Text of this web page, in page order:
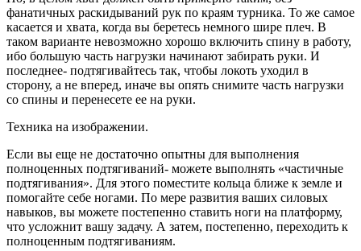
фанатичных раскидываний рук по краям турника. То же самое
касается и хвата, когда вы беретесь немного шире плеч. В
таком варианте невозможно хорошо включить спину в работу,
ибо большую часть нагрузки начинают забирать руки. И
последнее- подтягивайтесь так, чтобы локоть уходил в
сторону, а не вперед, иначе вы опять снимите часть нагрузки
со спины и перенесете ее на руки.
Техника на изображении.
Если вы еще не достаточно опытны для выполнения
полноценных подтягиваний- можете выполнять «частичные
подтягивания». Для этого поместите кольца ближе к земле и
помогайте себе ногами. По мере развития ваших силовых
навыков, вы можете постепенно ставить ноги на платформу,
что усложнит вашу задачу. А затем, постепенно, переходить к
полноценным подтягиваниям.